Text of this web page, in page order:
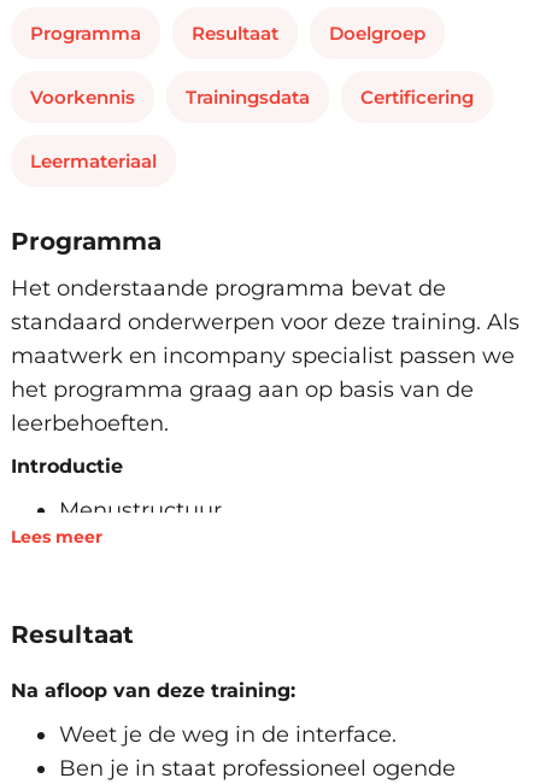
Programma Resultaat Doelgroep
Voorkennis Trainingsdata Certificering
Leermateriaal
Programma
Het onderstaande programma bevat de
standaard onderwerpen voor deze training. Als
maatwerk en incompany specialist passen we
het programma graag aan op basis van de
leerbehoeften.
Introductie
Menustructuur
Documenten aanmaken en wijzigen
Zoeken en vervangen
Opmaak
Sjablonen gebruiken
Tekenopmaak
Lees meer
Resultaat
Na afloop van deze training:
Weet je de weg in de interface.
Ben je in staat professioneel ogende